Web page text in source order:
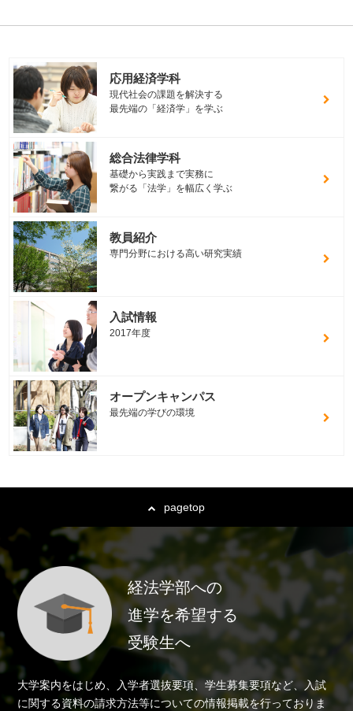
応用経済学科
現代社会の課題を解決する
最先端の「経済学」を学ぶ
総合法律学科
基礎から実践まで実務に
繋がる「法学」を幅広く学ぶ
教員紹介
専門分野における高い研究実績
入試情報
2017年度
オープンキャンパス
最先端の学びの環境
pagetop
経法学部への
進学を希望する
受験生へ
大学案内をはじめ、入学者選抜要項、学生募集要項など、入試
に関する資料の請求方法等についての情報掲載を行っておりま